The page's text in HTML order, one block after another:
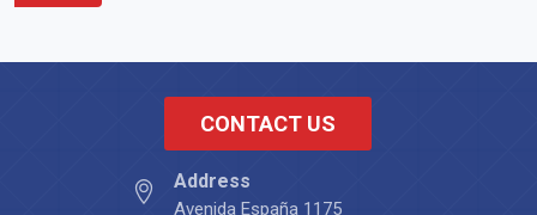
CONTACT US
Address
Avenida España 1175